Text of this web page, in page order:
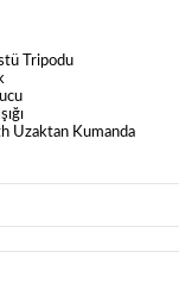
Tripodu
Uzaktan Kumanda